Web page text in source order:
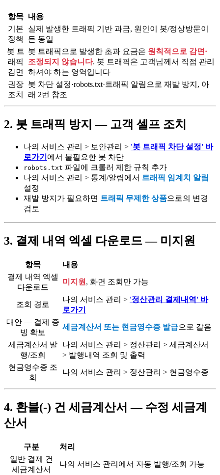
항목 내용
기본
정책
실제 발생한 트래픽 기반 과금, 원인이 봇/정상방문이
든 동일
봇 트
래픽
감면
봇 트래픽으로 발생한 초과 요금은 원칙적으로 감면·
조정되지 않습니다. 봇 트래픽은 고객님께서 직접 관리
하셔야 하는 영역입니다
권장
조치
봇 차단 설정·robots.txt·트래픽 알림으로 재발 방지, 아
래 2번 참조
2. 봇 트래픽 방지 — 고객 셀프 조치
나의 서비스 관리 > 보안관리 > '봇 트래픽 차단 설정' 바
로가기 에서 불필요한 봇 차단
robots.txt 파일에 크롤러 제한 규칙 추가
나의 서비스 관리 > 통계/알림에서 트래픽 임계치 알림
설정
재발 방지가 필요하면 트래픽 무제한 상품으로의 변경
검토
3. 결제 내역 엑셀 다운로드 — 미지원
항목
내용
결제 내역 엑셀
다운로드
미지원 , 화면 조회만 가능
조회 경로
나의 서비스 관리 > '정산관리 결제내역' 바
로가기
대안 — 결제 증
빙 확보
세금계산서 또는 현금영수증 발급으로 갈음
세금계산서 발
행/조회
나의 서비스 관리 > 정산관리 > 세금계산서
> 발행내역 조회 및 출력
현금영수증 조
회
나의 서비스 관리 > 정산관리 > 현금영수증
4. 환불(-) 건 세금계산서 — 수정 세금계
산서
구분
처리
일반 결제 건
세금계산서
나의 서비스 관리에서 자동 발행/조회 가능